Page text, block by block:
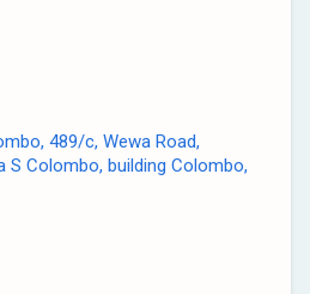
489/c, Wewa Road,
S Colombo, building Colombo,